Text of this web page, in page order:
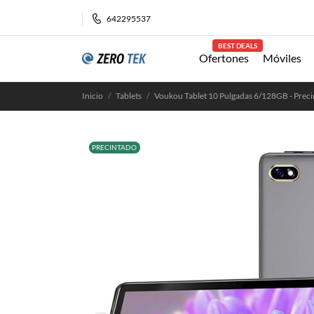
642295537
Ofertones
BEST DEALS
Móviles
Inicio Tablets Voukou Tablet 10 Pulgadas 6/128GB -
PRECINTADO